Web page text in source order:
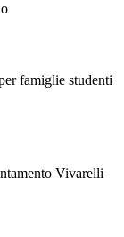
famiglie studenti
Vivarelli